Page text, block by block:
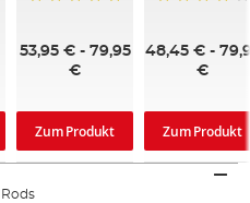
53,95 €- 79,95
€
Zum Produkt
48,45 €-
€
Zum Produkt